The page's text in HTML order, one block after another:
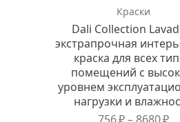
Краски
Dali Collection
экстрапрочная
краска для всех
помещений с
уровнем
нагрузки и